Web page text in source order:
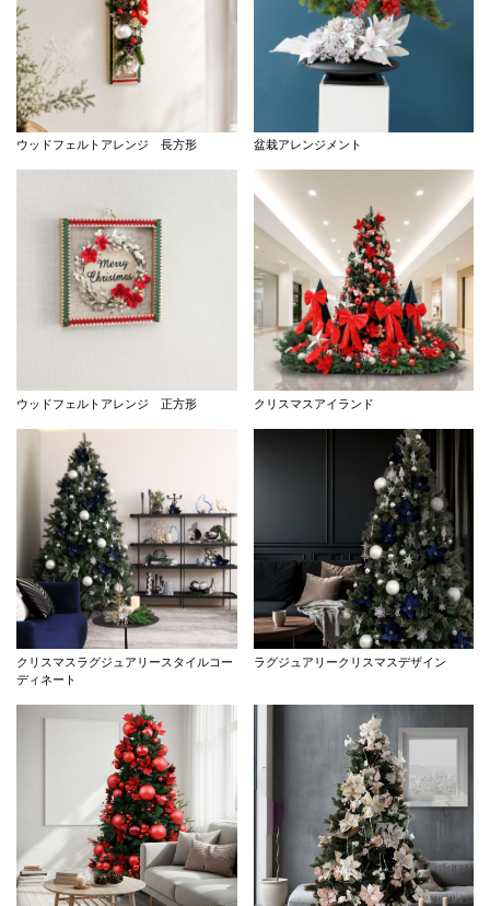
ウッドフェルトアレンジ 長方形 盆栽アレンジメント
ウッドフェルトアレンジ 正方形 クリスマスアイランド
クリスマスラグジュアリースタイルコー
ディネート
ラグジュアリークリスマスデザイン